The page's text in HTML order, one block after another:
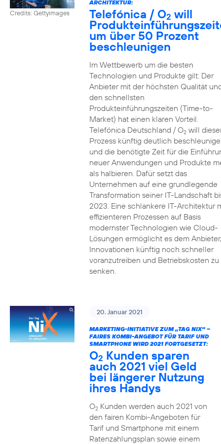
Credits: Gettyimages
ARCHITEKTUR:
Telefónica / O2 will
um über 50 Prozent
beschleunigen
Im Wettbewerb um die besten
Technologien und Produkte gilt: Der
Anbieter mit der höchsten Qualität
den schnellsten
Produkteinführungszeiten (Time-to-
Market) hat einen klaren Vorteil.
Telefónica Deutschland / O2will
Prozess künftig deutlich
und die benötigte Zeit für die
neuer Anwendungen und Produkte
als halbieren. Dafür setzt das
Unternehmen auf eine grundlegende
Transformation seiner IT-Landschaft
2023. Eine schlankere IT-Architektur
effizienteren Prozessen auf Basis
modernster Technologien wie Cloud-
Lösungen ermöglicht es dem Anbieter,
Innovationen künftig noch schneller
voranzutreiben und Betriebskosten zu
senken.
20. Januar 2021
MARKETING-INITIATIVE ZUM „TAG NIX“ –
FAIRES KOMBI-ANGEBOT FÜR TARIF UND
SMARTPHONE WIRD 2021 FORTGESETZT:
O2 Kunden sparen
auch 2021 viel Geld
bei längerer Nutzung
ihres Handys
O2Kunden werden auch 2021 von
den fairen Kombi-Angeboten für
Tarif und Smartphone mit einem
Ratenzahlungsplan sowie einem